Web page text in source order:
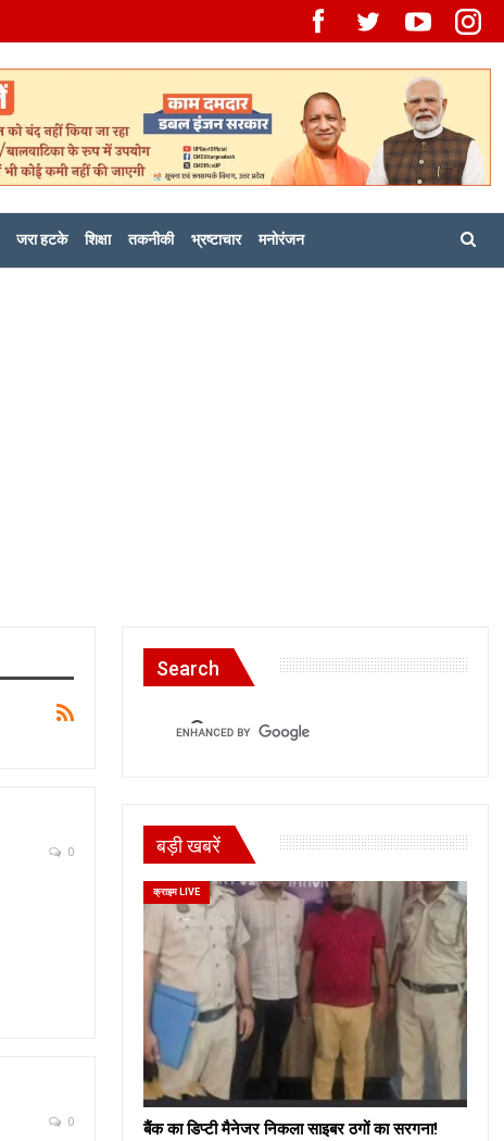
जरा हटके शिक्षा तकनीकी भ्रष्टाचार मनोरंजन
0
0
Search
बड़ी खबरें
क्राइम LIVE
बैंक का डिप्टी मैनेजर निकला साइबर ठगों का सरगना!